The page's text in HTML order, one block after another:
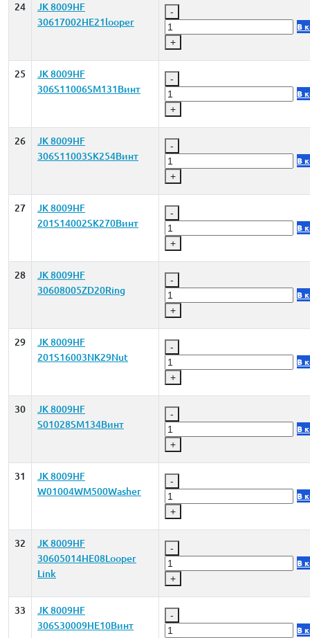
24
JK 8009HF
30617002HE21looper
-
+
В
25
JK 8009HF
306S11006SM131Винт
-
+
В
26
JK 8009HF
306S11003SK254Винт
-
+
В
27
JK 8009HF
201S14002SK270Винт
-
+
В
28
JK 8009HF
30608005ZD20Ring
-
+
В
29
JK 8009HF
201S16003NK29Nut
-
+
В
30
JK 8009HF
S01028SM134Винт
-
+
В
31
JK 8009HF
W01004WM500Washer
-
+
В
32
JK 8009HF
30605014HE08Looper
Link
-
+
В
33
JK 8009HF
306S30009HE10Винт
-
В